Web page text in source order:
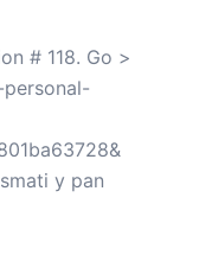
# 118. Go >
y pan